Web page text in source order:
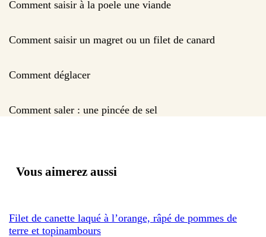
Comment saisir à la poele une viande
Comment saisir un magret ou un filet de canard
Comment déglacer
Comment saler : une pincée de sel
Vous aimerez aussi
Filet de canette laqué à l’orange, râpé de pommes de
terre et topinambours